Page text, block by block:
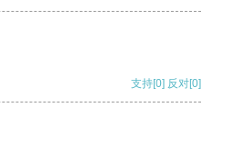
支持[0] 反对[0]